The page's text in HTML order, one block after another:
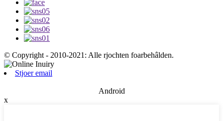
© Copyright - 2010-2021: Alle rjochten foarbehâlden.
Stjoer email
Android
x